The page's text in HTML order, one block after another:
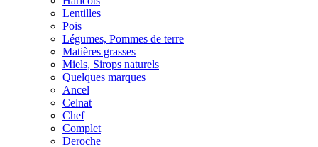
Lentilles
Pois
Légumes, Pommes de terre
Matières grasses
Miels, Sirops naturels
Quelques marques
Ancel
Celnat
Chef
Complet
Deroche